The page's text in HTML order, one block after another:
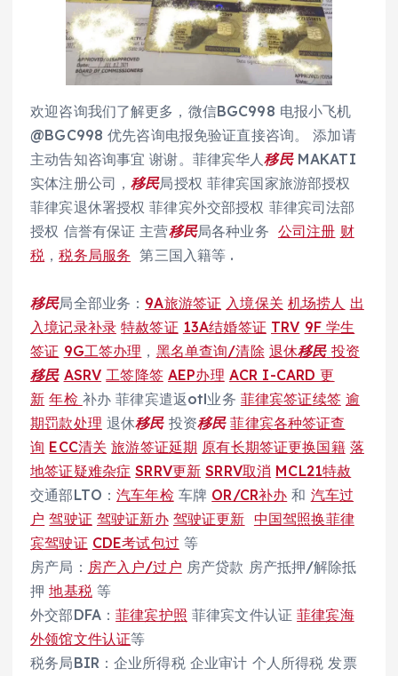
欢迎咨询我们了解更多，微信BGC998 电报小飞机
@BGC998 优先咨询电报免验证直接咨询。 添加请
主动告知咨询事宜 谢谢。菲律宾华人移民MAKATI
实体注册公司，移民局授权 菲律宾国家旅游部授权
菲律宾退休署授权 菲律宾外交部授权 菲律宾司法部
授权 信誉有保证 主营移民局各种业务 公司注册 财
税 ，税务局服务 第三国入籍等 .
移民局全部业务： 9A旅游签证 入境保关 机场捞人 出
入境记录补录 特赦签证 13A结婚签证 TRV 9F 学生
签证 9G工签办理 ， 黑名单查询/清除 退休移民 投资
移民 ASRV 工签降签 AEP办理 ACR I-CARD 更
新 年检 补办 菲律宾遣返otl业务 菲律宾签证续签 逾
期罚款处理 退休移民投资移民 菲律宾各种签证查
询 ECC清关 旅游签证延期 原有长期签证更换国籍 落
地签证疑难杂症 SRRV更新 SRRV取消 MCL21特赦
交通部LTO：汽车年检 车牌 OR/CR补办 和 汽车过
户 驾驶证 驾驶证新办 驾驶证更新 中国驾照换菲律
宾驾驶证 CDE考试包过 等
房产局： 房产入户/过户 房产贷款 房产抵押/解除抵
押地基税等
外交部DFA：菲律宾护照 菲律宾文件认证菲律宾海
外领馆文件认证等
税务局BIR：企业所得税 企业审计 个人所得税 发票